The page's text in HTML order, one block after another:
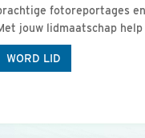
fotoreportages
jouw lidmaatschap
WORD LID